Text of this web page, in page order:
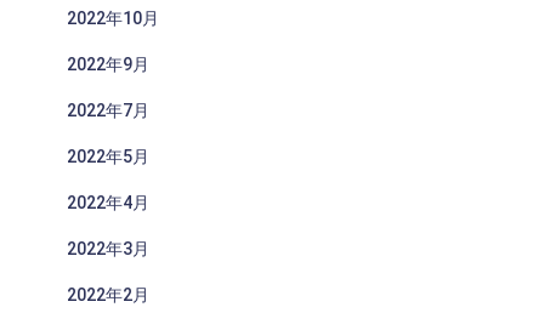
2022年10月
2022年9月
2022年7月
2022年5月
2022年4月
2022年3月
2022年2月